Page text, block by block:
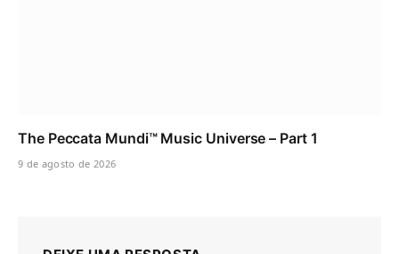
The Peccata Mundi™ Music Universe – Part 1
9 de agosto de 2026